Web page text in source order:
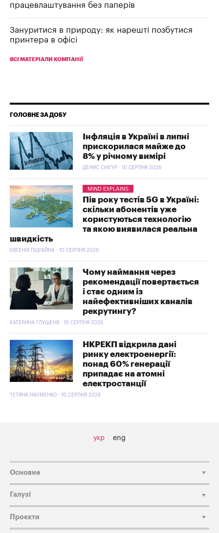
працевлаштування без паперів
Зануритися в природу: як нарешті позбутися
принтера в офісі
ВСІ МАТЕРІАЛИ КОМПАНІЇ
ГОЛОВНЕ ЗА ДОБУ
Інфляція в Україні в липні
прискорилася майже до
8% у річному вимірі
ДЕНИС СНІГУР - 10 СЕРПНЯ 2026
MIND EXPLAINS
Пів року тестів 5G в Україні:
скільки абонентів уже
користуються технологію
та якою виявилася реальна
швидкість
ЄВГЕНІЯ ПІДГАЙНА - 10 СЕРПНЯ 2026
Чому наймання через
рекомендації повертається
і стає одним із
найефективніших каналів
рекрутингу?
КАТЕРИНА ГЛУШЕНЯ - 10 СЕРПНЯ 2026
НКРЕКП відкрила дані
ринку електроенергії:
понад 60% генерації
припадає на атомні
електростанції
ТЕТЯНА НАУМЕНКО - 10 СЕРПНЯ 2026
укр eng
Основне
Галузі
Проєкти